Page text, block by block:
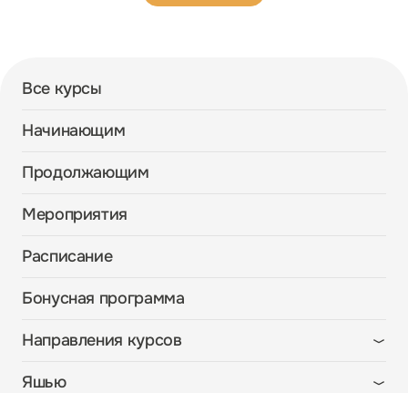
Все курсы
Начинающим
Продолжающим
Мероприятия
Расписание
Бонусная программа
Направления курсов
Яшью